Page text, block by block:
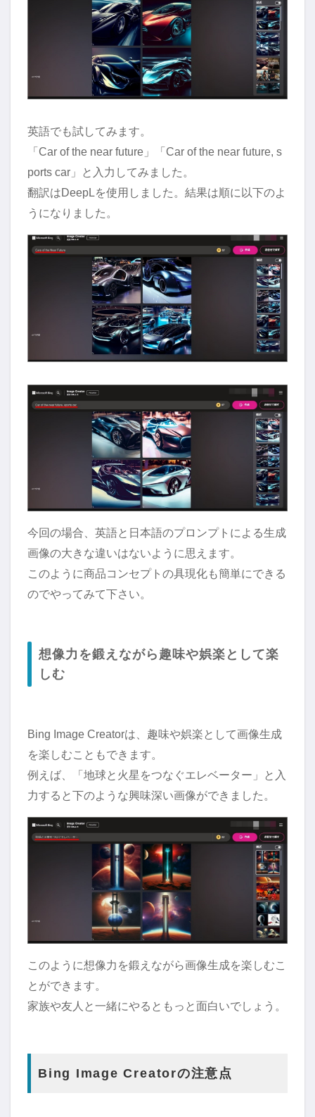
英語でも試してみます。
「Car of the near future」「Car of the near future, s
ports car」と入力してみました。
翻訳はDeepLを使用しました。結果は順に以下のよ
うになりました。
今回の場合、英語と日本語のプロンプトによる生成
画像の大きな違いはないように思えます。
このように商品コンセプトの具現化も簡単にできる
のでやってみて下さい。
想像力を鍛えながら趣味や娯楽として楽
しむ
Bing Image Creatorは、趣味や娯楽として画像生成
を楽しむこともできます。
例えば、「地球と火星をつなぐエレベーター」と入
力すると下のような興味深い画像ができました。
このように想像力を鍛えながら画像生成を楽しむこ
とができます。
家族や友人と一緒にやるともっと面白いでしょう。
Bing Image Creatorの注意点